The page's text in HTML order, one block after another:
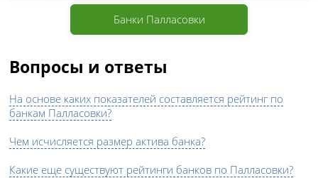
Банки Палласовки
Вопросы и ответы
На основе каких показателей составляется рейтинг по
банкам Палласовки?
Чем исчисляется размер актива банка?
Какие еще существуют рейтинги банков по Палласовки?